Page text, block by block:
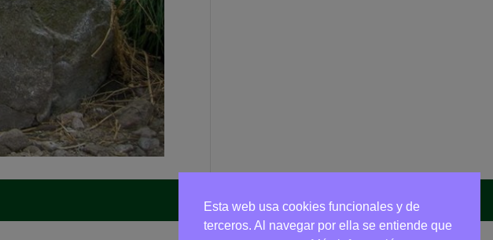
Esta web usa cookies funcionales y de
terceros. Al navegar por ella se entiende que